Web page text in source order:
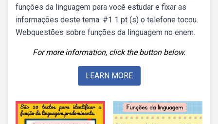
funções da linguagem para você estudar e fixar as
informações deste tema. #1 1 pt (s) o telefone tocou.
Webquestões sobre funções da linguagem no enem.
For more information, click the button below.
LEARN MORE